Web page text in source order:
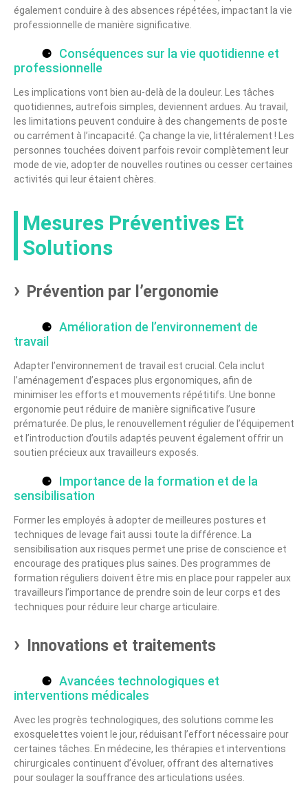
également conduire à des absences répétées, impactant la vie
professionnelle de manière significative.
Conséquences sur la vie quotidienne et
professionnelle
Les implications vont bien au-delà de la douleur. Les tâches
quotidiennes, autrefois simples, deviennent ardues. Au travail,
les limitations peuvent conduire à des changements de poste
ou carrément à l’incapacité. Ça change la vie, littéralement ! Les
personnes touchées doivent parfois revoir complètement leur
mode de vie, adopter de nouvelles routines ou cesser certaines
activités qui leur étaient chères.
Mesures Préventives Et
Solutions
Prévention par l’ergonomie
Amélioration de l’environnement de
travail
Adapter l’environnement de travail est crucial. Cela inclut
l’aménagement d’espaces plus ergonomiques, afin de
minimiser les efforts et mouvements répétitifs. Une bonne
ergonomie peut réduire de manière significative l’usure
prématurée. De plus, le renouvellement régulier de l’équipement
et l’introduction d’outils adaptés peuvent également offrir un
soutien précieux aux travailleurs exposés.
Importance de la formation et de la
sensibilisation
Former les employés à adopter de meilleures postures et
techniques de levage fait aussi toute la différence. La
sensibilisation aux risques permet une prise de conscience et
encourage des pratiques plus saines. Des programmes de
formation réguliers doivent être mis en place pour rappeler aux
travailleurs l’importance de prendre soin de leur corps et des
techniques pour réduire leur charge articulaire.
Innovations et traitements
Avancées technologiques et
interventions médicales
Avec les progrès technologiques, des solutions comme les
exosquelettes voient le jour, réduisant l’effort nécessaire pour
certaines tâches. En médecine, les thérapies et interventions
chirurgicales continuent d’évoluer, offrant des alternatives
pour soulager la souffrance des articulations usées.